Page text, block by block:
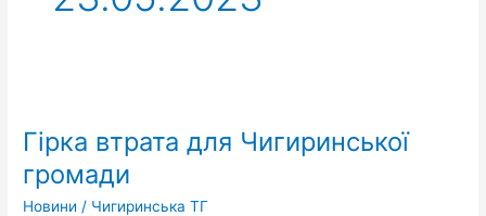
Гірка втрата для Чигиринської
громади
Новини / Чигиринська ТГ
для
Чигиринської
громади